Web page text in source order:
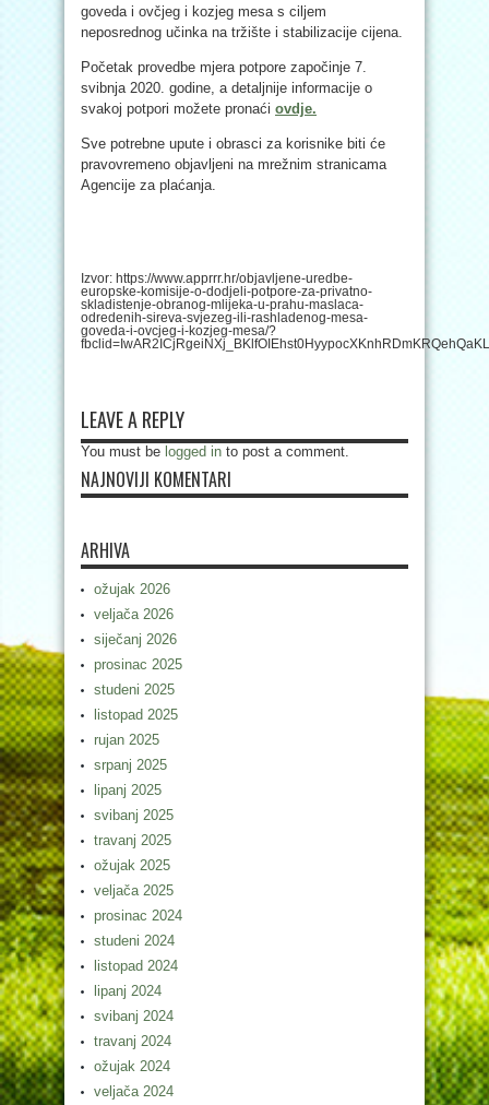
goveda i ovčjeg i kozjeg mesa s ciljem
neposrednog učinka na tržište i stabilizacije cijena.
Početak provedbe mjera potpore započinje 7.
svibnja 2020. godine, a detaljnije informacije o
svakoj potpori možete pronaći ovdje.
Sve potrebne upute i obrasci za korisnike biti će
pravovremeno objavljeni na mrežnim stranicama
Agencije za plaćanja.
Izvor: https://www.apprrr.hr/objavljene-uredbe-
europske-komisije-o-dodjeli-potpore-za-privatno-
skladistenje-obranog-mlijeka-u-prahu-maslaca-
odredenih-sireva-svjezeg-ili-rashladenog-mesa-
goveda-i-ovcjeg-i-kozjeg-mesa/?
LEAVE A REPLY
You must be logged in to post a comment.
NAJNOVIJI KOMENTARI
ARHIVA
ožujak 2026
veljača 2026
siječanj 2026
prosinac 2025
studeni 2025
listopad 2025
rujan 2025
srpanj 2025
lipanj 2025
svibanj 2025
travanj 2025
ožujak 2025
veljača 2025
prosinac 2024
studeni 2024
listopad 2024
lipanj 2024
svibanj 2024
travanj 2024
ožujak 2024
veljača 2024